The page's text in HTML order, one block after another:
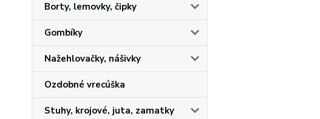
Borty, lemovky, čipky
Gombíky
Nažehlovačky, nášivky
Ozdobné vrecúška
Stuhy, krojové, juta, zamatky